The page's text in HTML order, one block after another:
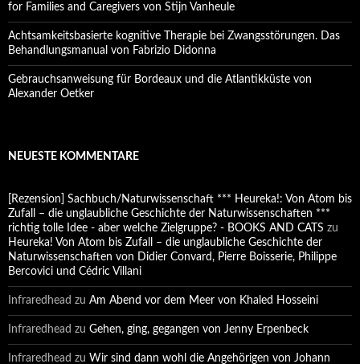
for Families and Caregivers von Stijn Vanheule
Achtsamkeitsbasierte kognitive Therapie bei Zwangsstörungen. Das
Behandlungsmanual von Fabrizio Didonna
Gebrauchsanweisung für Bordeaux und die Atlantikküste von
Alexander Oetker
NEUESTE KOMMENTARE
[Rezension] Sachbuch/Naturwissenschaft *** Heureka!: Von Atom bis
Zufall – die unglaubliche Geschichte der Naturwissenschaften ***
richtig tolle Idee - aber welche Zielgruppe? - BOOKS AND CATS zu
Heureka! Von Atom bis Zufall – die unglaubliche Geschichte der
Naturwissenschaften von Didier Convard, Pierre Boisserie, Philippe
Bercovici und Cédric Villani
Infraredhead zu Am Abend vor dem Meer von Khaled Hosseini
Infraredhead zu Gehen, ging, gegangen von Jenny Erpenbeck
Infraredhead zu Wir sind dann wohl die Angehörigen von Johann